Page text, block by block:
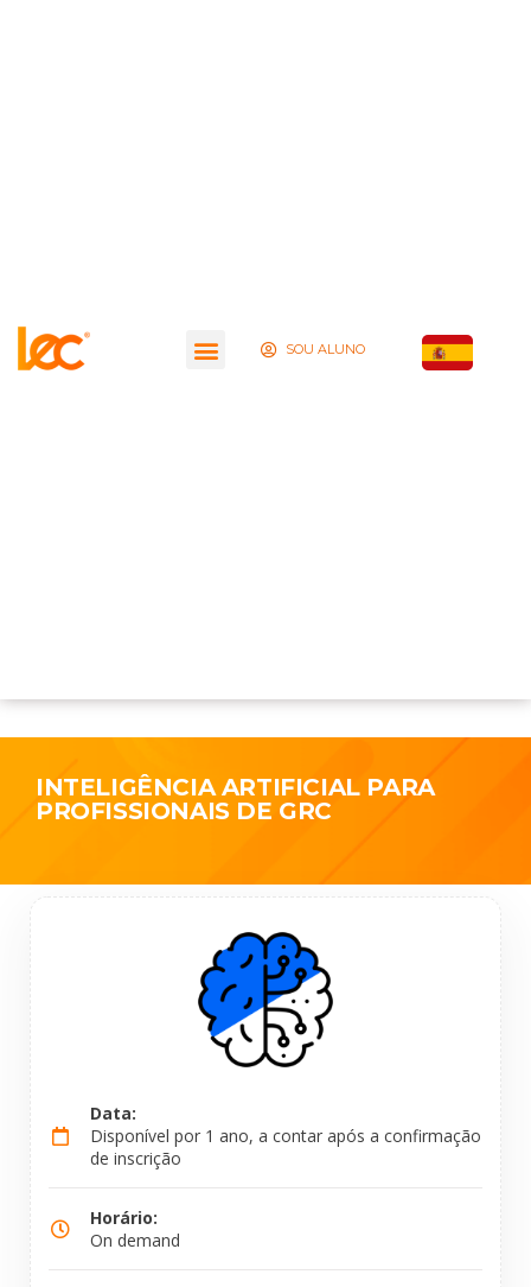
SOU ALUNO
INTELIGÊNCIA ARTIFICIAL PARA
PROFISSIONAIS DE GRC
Data:
Disponível por 1 ano, a contar após a confirmação
de inscrição
Horário:
On demand